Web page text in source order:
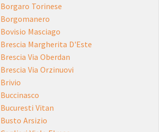
Torinese
Masciago
Margherita D'Este
Via Oberdan
Via Orzinuovi
Vitan
Arsizio